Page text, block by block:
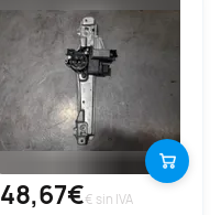
48,67€€ sin IVA